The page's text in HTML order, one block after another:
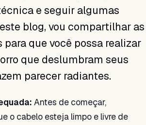
e seguir algumas
blog, vou compartilhar as
para que você possa realizar
que deslumbram seus
parecer radiantes.
Antes de começar,
o cabelo esteja limpo e livre de